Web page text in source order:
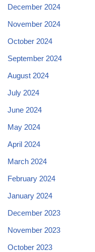
December 2024
November 2024
October 2024
September 2024
August 2024
July 2024
June 2024
May 2024
April 2024
March 2024
February 2024
January 2024
December 2023
November 2023
October 2023